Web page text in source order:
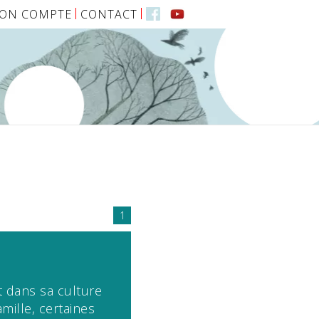
COMPTE CONTACT
1
dans sa culture
certaines